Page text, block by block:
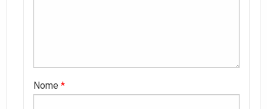
Nome *